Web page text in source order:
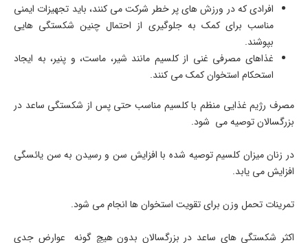
افرادی که در ورزش های پر خطر شرکت می کنند، باید تجهیزات ایمنی
مناسب برای کمک به جلوگیری از احتمال چنین شکستگی هایی
بپوشند.
غذاهای مصرفی غنی از کلسیم مانند شیر، ماست، و پنیر، به ایجاد
استحکام استخوان کمک می کنند.
مصرف رژیم غذایی منظم با کلسیم مناسب حتی پس از شکستگی ساعد در
بزرگسالان توصیه می شود.
در زنان میزان کلسیم توصیه شده با افزایش سن و رسیدن به سن یائسگی
افزایش می یابد.
تمرینات تحمل وزن برای تقویت استخوان ها انجام می شود.
اکثر شکستگی های ساعد در بزرگسالان بدون هیچ گونه عوارض جدی